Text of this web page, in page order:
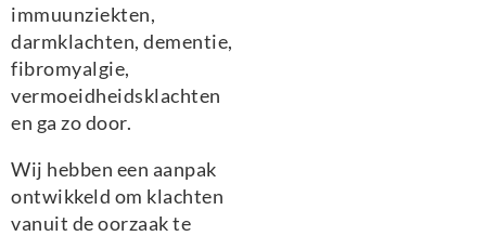
immuunziekten,
darmklachten, dementie,
fibromyalgie,
vermoeidheidsklachten
en ga zo door.
Wij hebben een aanpak
ontwikkeld om klachten
vanuit de oorzaak te